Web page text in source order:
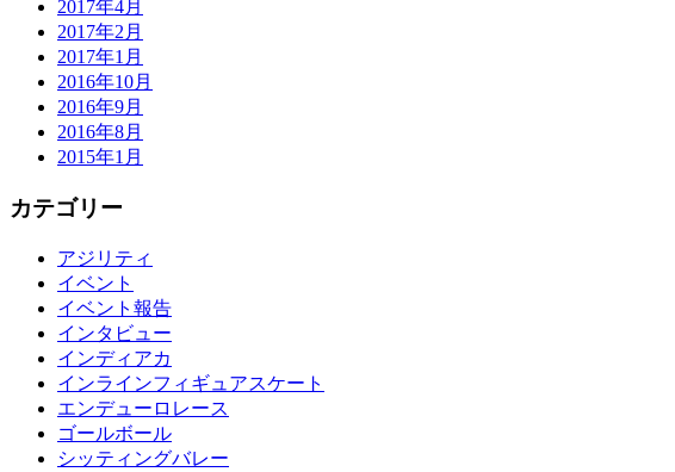
2017年4月
2017年2月
2017年1月
2016年10月
2016年9月
2016年8月
2015年1月
カテゴリー
アジリティ
イベント
イベント報告
インタビュー
インディアカ
インラインフィギュアスケート
エンデューロレース
ゴールボール
シッティングバレー